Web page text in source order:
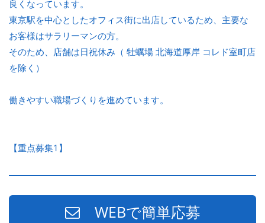
良くなっています。
東京駅を中心としたオフィス街に出店しているため、主要な
お客様はサラリーマンの方。
そのため、店舗は日祝休み（ 牡蠣場 北海道厚岸 コレド室町店
を除く）
働きやすい職場づくりを進めています。
【重点募集1】
WEBで簡単応募